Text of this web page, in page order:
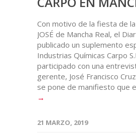
Con motivo de la fiesta de la
JOSÉ de Mancha Real, el
publicado un suplemento
Industrias Químicas Carpo
participado con una
gerente, José Francisco
se pone de manifiesto que
→
21 MARZO, 2019